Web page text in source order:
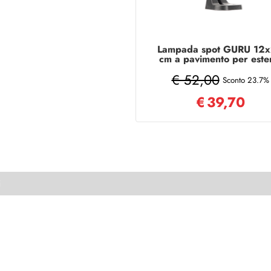
Lampada spot GURU
cm a pavimento per
in alluminio Nero
€ 52,00 Sconto 23.7%
€39,70